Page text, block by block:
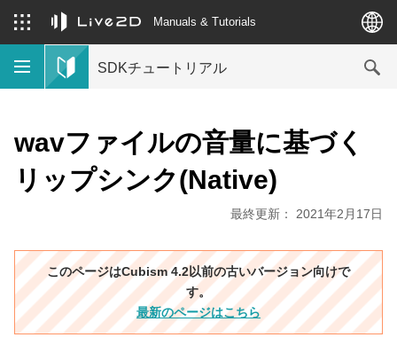
Manuals & Tutorials
SDKチュートリアル
wavファイルの音量に基づく
リップシンク(Native)
最終更新： 2021年2月17日
このページはCubism 4.2以前の古いバージョン向けで
す。
最新のページはこちら